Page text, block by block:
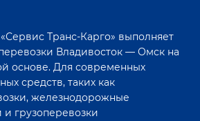
Транс-Карго» выполняет
Владивосток —Омск на
основе. Для современных
средств, таких как
железнодорожные
и грузоперевозки